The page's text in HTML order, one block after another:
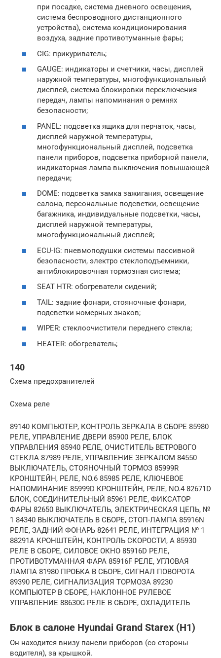
при посадке, система дневного освещения,
система беспроводного дистанционного
устройства), система кондиционирования
воздуха, задние противотуманные фары;
CIG: прикуриватель;
GAUGE: индикаторы и счетчики, часы, дисплей
наружной температуры, многофункциональный
дисплей, система блокировки переключения
передач, лампы напоминания о ремнях
безопасности;
PANEL: подсветка ящика для перчаток, часы,
дисплей наружной температуры,
многофункциональный дисплей, подсветка
панели приборов, подсветка приборной панели,
индикаторная лампа выключения повышающей
передачи;
DOME: подсветка замка зажигания, освещение
салона, персональные подсветки, освещение
багажника, индивидуальные подсветки, часы,
дисплей наружной температуры,
многофункциональный дисплей;
ECU-IG: пневмоподушки системы пассивной
безопасности, электро стеклоподъемники,
антиблокировочная тормозная система;
SEAT HTR: обогреватели сидений;
TAIL: задние фонари, стояночные фонари,
подсветки номерных знаков;
WIPER: стеклоочистители переднего стекла;
HEATER: обогреватель;
140
Схема предохранителей
Схема реле
89140 КОМПЬЮТЕР, КОНТРОЛЬ ЗЕРКАЛА В СБОРЕ 85980
РЕЛЕ, УПРАВЛЕНИЕ ДВЕРИ 85900 РЕЛЕ, БЛОК
УПРАВЛЕНИЯ 85940 РЕЛЕ, ОЧИСТИТЕЛЬ ВЕТРОВОГО
СТЕКЛА 87989 РЕЛЕ, УПРАВЛЕНИЕ ЗЕРКАЛОМ 84550
ВЫКЛЮЧАТЕЛЬ, СТОЯНОЧНЫЙ ТОРМОЗ 85999R
КРОНШТЕЙН, РЕЛЕ, NO.6 85985 РЕЛЕ, КЛЮЧЕВОЕ
НАПОМИНАНИЕ 85999D КРОНШТЕЙН, РЕЛЕ, NO.4 82671D
БЛОК, СОЕДИНИТЕЛЬНЫЙ 85961 РЕЛЕ, ФИКСАТОР
ФАРЫ 82650 ВЫКЛЮЧАТЕЛЬ, ЭЛЕКТРИЧЕСКАЯ ЦЕПЬ, №
1 84340 ВЫКЛЮЧАТЕЛЬ В СБОРЕ, СТОП-ЛАМПА 85916N
РЕЛЕ, ЗАДНИЙ ФОНАРЬ 82641 РЕЛЕ, ИНТЕГРАЦИЯ № 1
88291A КРОНШТЕЙН, КОНТРОЛЬ СКОРОСТИ, А 85930
РЕЛЕ В СБОРЕ, СИЛОВОЕ ОКНО 85916D РЕЛЕ,
ПРОТИВОТУМАННАЯ ФАРА 85916F РЕЛЕ, УГЛОВАЯ
ЛАМПА 81980 ПРОБКА В СБОРЕ, СИГНАЛ ПОВОРОТА
89390 РЕЛЕ, СИГНАЛИЗАЦИЯ ТОРМОЗА 89230
КОМПЬЮТЕР В СБОРЕ, НАКЛОННОЕ РУЛЕВОЕ
УПРАВЛЕНИЕ 88630G РЕЛЕ В СБОРЕ, ОХЛАДИТЕЛЬ
Блок в салоне Hyundai Grand Starex (H1)
Он находится внизу панели приборов (со стороны
водителя), за крышкой.